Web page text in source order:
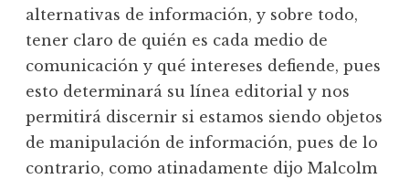
alternativas de información, y sobre todo,
tener claro de quién es cada medio de
comunicación y qué intereses defiende, pues
esto determinará su línea editorial y nos
permitirá discernir si estamos siendo objetos
de manipulación de información, pues de lo
contrario, como atinadamente dijo Malcolm